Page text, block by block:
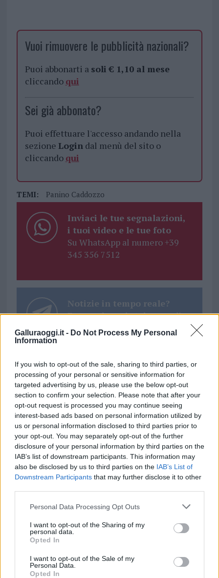
Galluraoggi.it - Do Not Process My Personal
Information
If you wish to opt-out of the sale, sharing to third parties, or
processing of your personal or sensitive information for
targeted advertising by us, please use the below opt-out
section to confirm your selection. Please note that after your
opt-out request is processed you may continue seeing
interest-based ads based on personal information utilized by
us or personal information disclosed to third parties prior to
your opt-out. You may separately opt-out of the further
disclosure of your personal information by third parties on the
IAB’s list of downstream participants. This information may
also be disclosed by us to third parties on the IAB’s List of
Downstream Participants that may further disclose it to other
Please note that this website/app uses one or more Google
not limited to your visit or usage behaviour. You may click to
grant or deny consent to Google and its third-party tags to
use your data for below specified purposes in below Google
consent section.
Personal Data Processing Opt Outs
I want to opt-out of the Sharing of my
personal data.
Opted In
I want to opt-out of the Sale of my
Personal Data.
Opted In
Vuoi rimuovere le pubblicità nazionali?
Puoi abbonarti a soli € 1,10 al mese
cliccando qui
Sei già abbonato?
Puoi effettuare l'accesso andando nella
sezione Logindal menù del sito o
cliccando qui
TEMI: Panino Caddozzo
Inviaci le tue segnalazioni,
i tuoi video e le tue foto
Su WhatsApp al numero +39
345 356 7512
Notizie in tempo reale?
Entra nel canale telegram di
GalluraOggi.it
Ricevi le nostre ultime news
daGoogle News
Condividi l'articolo
F
a
ce
o
o
k
T
w
it
r
Pi
n
te
re
st
W
h
at
s
A
p
S
h
a
re
Articolo precedente
NOTIZIE RECENTI